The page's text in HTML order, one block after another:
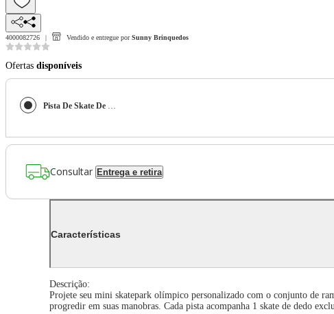
4000082726 Vendido e entregue por Sunny Brinquedos
Ofertas disponíveis
Pista De Skate De Dedo Do Aurelien Paris 2024 - Tech Deck
Consultar Entrega e retira
Características
Descrição:
Projete seu mini skatepark olímpico personalizado com o conjunto de
progredir em suas manobras. Cada pista acompanha 1 skate de dedo